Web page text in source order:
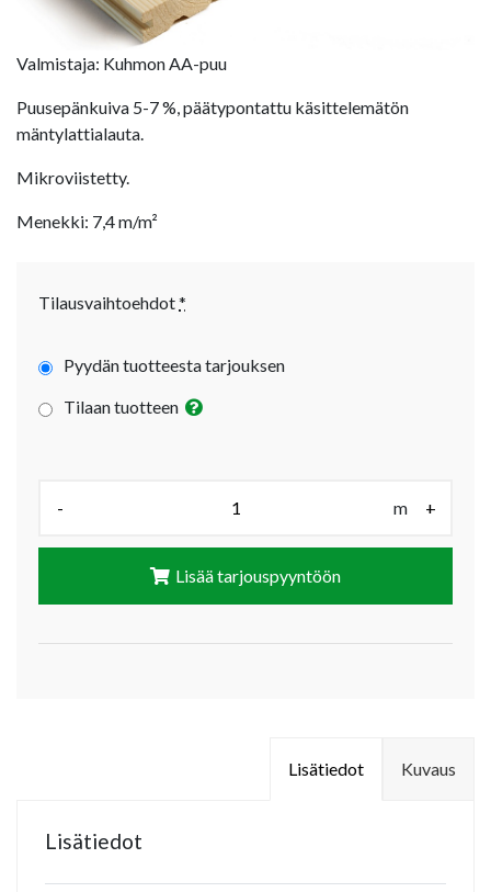
Valmistaja: Kuhmon AA-puu
Puusepänkuiva 5-7 %, päätypontattu käsittelemätön
mäntylattialauta.
Mikroviistetty.
Menekki: 7,4 m/m²
Tilausvaihtoehdot*
Pyydän tuotteesta tarjouksen
Tilaan tuotteen
- m +
Lisää tarjouspyyntöön
Kuvaus
Lisätiedot
Lisätiedot